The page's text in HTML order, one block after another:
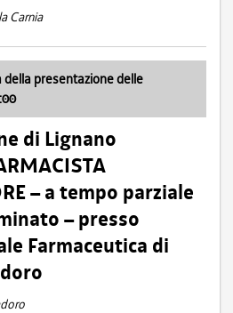
Carnia
della presentazione delle
di Lignano
– a tempo parziale
– presso
Farmaceutica di